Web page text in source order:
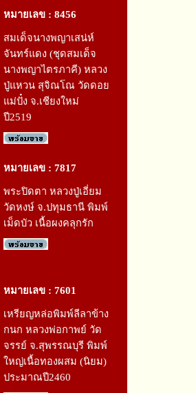
หมายเลข : 8456
สมเด็จนางพญาเสน่ห์
จันทร์แดง (ชุดสมเด็จ
นางพญาไตรภาคี) หลวง
ปู่แหวน สุจิณโณ วัดดอย
แม่ปั๋ง จ.เชียงใหม่
ปี2519
หมายเลข : 7817
พระปิดตา หลวงปู่เอี่ยม
วัดหงษ์ จ.ปทุมธานี พิมพ์
เม็ดบัว เนื้อผงคลุกรัก
หมายเลข : 7601
เหรียญหล่อพิมพ์ลีลาข้าง
กนก หลวงพ่อกาพย์ วัด
จรรย์ จ.สุพรรณบุรี พิมพ์
ใหญ่เนื้อทองผสม (นิยม)
ประมาณปี2460